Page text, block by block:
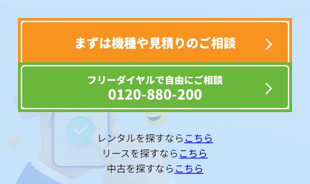
まずは機種や見積りのご相談
フリーダイヤルで自由にご相談
0120-880-200
レンタルを探すなら こちら
リースを探すなら こちら
中古を探すなら こちら